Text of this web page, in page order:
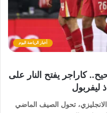
أخبار الرياضة اليوم
كاراجر يفتح النار على
ليفربول
تحول الصيف الماضي